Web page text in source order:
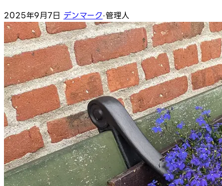
2025年9月7日 デンマーク·管理人